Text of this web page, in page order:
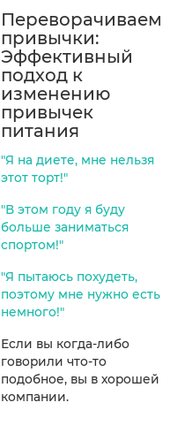
Переворачиваем
привычки:
Эффективный
подход к
изменению
привычек
питания
"Я на диете, мне нельзя
этот торт!"
"В этом году я буду
больше заниматься
спортом!"
"Я пытаюсь похудеть,
поэтому мне нужно есть
немного!"
Если вы когда-либо
говорили что-то
подобное, вы в хорошей
компании.